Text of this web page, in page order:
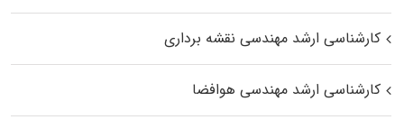
کارشناسی ارشد مهندسی نقشه برداری
کارشناسی ارشد مهندسی هوافضا